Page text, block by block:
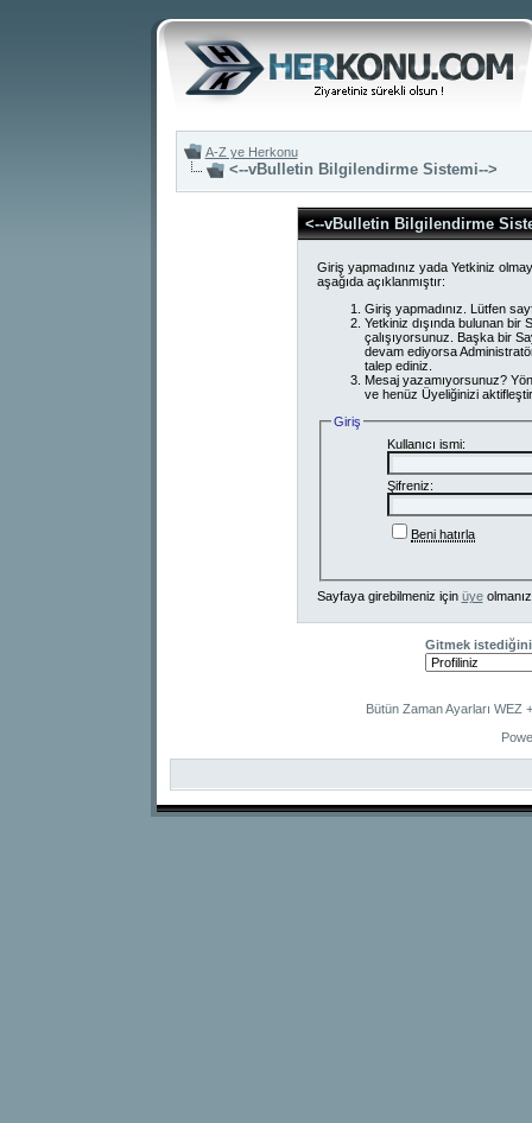
A-Z ye Herkonu
<--vBulletin Bilgilendirme Sistemi-->
<--vBulletin Bilgilendirme
Giriş yapmadınız yada Yetkiniz
aşağıda açıklanmıştır:
Giriş yapmadınız. Lütfen
Yetkiniz dışında bulunan
çalışıyorsunuz. Başka bir
devam ediyorsa
talep ediniz.
Mesaj yazamıyorsunuz?
ve henüz Üyeliğinizi
Giriş
Kullanıcı ismi:
Şifreniz:
Beni hatırla
Sayfaya girebilmeniz için üye
Gitmek
Bütün Zaman Ayarları WEZ